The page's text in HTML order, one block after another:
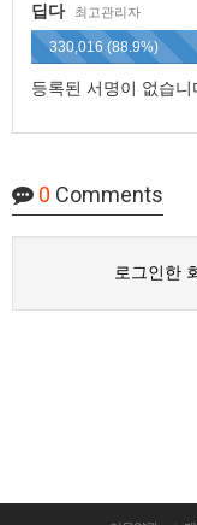
딥다 최고관리자
330,016 (88.9%)
등록된 서명이 없습니
0 Comments
로그인한